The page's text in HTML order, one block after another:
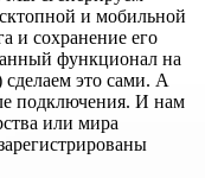
и мобильной
и сохранение его
функционал на
это сами. А
подключения. И нам
или мира